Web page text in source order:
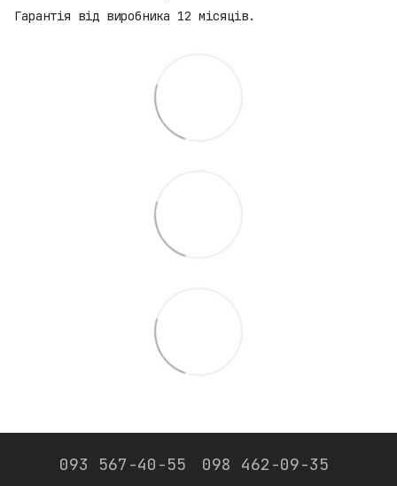
Гарантія від виробника 12 місяців.
093 567-40-55 098 462-09-35